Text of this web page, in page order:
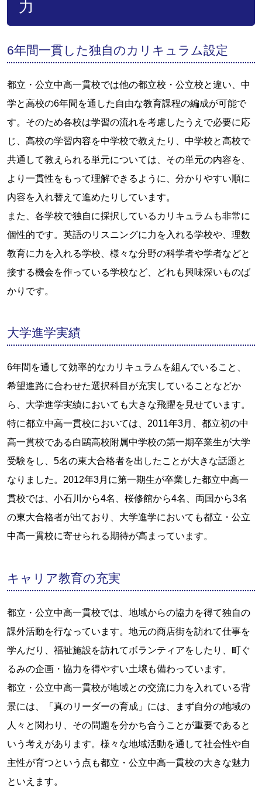
力
6年間一貫した独自のカリキュラム設定
都立・公立中高一貫校では他の都立校・公立校と違い、中
学と高校の6年間を通した自由な教育課程の編成が可能で
す。そのため各校は学習の流れを考慮したうえで必要に応
じ、高校の学習内容を中学校で教えたり、中学校と高校で
共通して教えられる単元については、その単元の内容を、
より一貫性をもって理解できるように、分かりやすい順に
内容を入れ替えて進めたりしています。
また、各学校で独自に採択しているカリキュラムも非常に
個性的です。英語のリスニングに力を入れる学校や、理数
教育に力を入れる学校、様々な分野の科学者や学者などと
接する機会を作っている学校など、どれも興味深いものば
かりです。
大学進学実績
6年間を通して効率的なカリキュラムを組んでいること、
希望進路に合わせた選択科目が充実していることなどか
ら、大学進学実績においても大きな飛躍を見せています。
特に都立中高一貫校においては、2011年3月、都立初の中
高一貫校である白鷗高校附属中学校の第一期卒業生が大学
受験をし、5名の東大合格者を出したことが大きな話題と
なりました。2012年3月に第一期生が卒業した都立中高一
貫校では、小石川から4名、桜修館から4名、両国から3名
の東大合格者が出ており、大学進学においても都立・公立
中高一貫校に寄せられる期待が高まっています。
キャリア教育の充実
都立・公立中高一貫校では、地域からの協力を得て独自の
課外活動を行なっています。地元の商店街を訪れて仕事を
学んだり、福祉施設を訪れてボランティアをしたり、町ぐ
るみの企画・協力を得やすい土壌も備わっています。
都立・公立中高一貫校が地域との交流に力を入れている背
景には、「真のリーダーの育成」には、まず自分の地域の
人々と関わり、その問題を分かち合うことが重要であると
いう考えがあります。様々な地域活動を通して社会性や自
主性が育つという点も都立・公立中高一貫校の大きな魅力
といえます。